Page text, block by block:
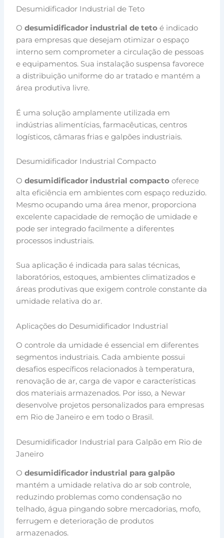
Desumidificador Industrial de Teto
Odesumidificador industrial de teto é indicado
para empresas que desejam otimizar o espaço
interno sem comprometer a circulação de pessoas
e equipamentos. Sua instalação suspensa favorece
a distribuição uniforme do ar tratado e mantém a
área produtiva livre.
É uma solução amplamente utilizada em
indústrias alimentícias, farmacêuticas, centros
logísticos, câmaras frias e galpões industriais.
Desumidificador Industrial Compacto
Odesumidificador industrial compacto oferece
alta eficiência em ambientes com espaço reduzido.
Mesmo ocupando uma área menor, proporciona
excelente capacidade de remoção de umidade e
pode ser integrado facilmente a diferentes
processos industriais.
Sua aplicação é indicada para salas técnicas,
laboratórios, estoques, ambientes climatizados e
áreas produtivas que exigem controle constante da
umidade relativa do ar.
Aplicações do Desumidificador Industrial
O controle da umidade é essencial em diferentes
segmentos industriais. Cada ambiente possui
desafios específicos relacionados à temperatura,
renovação de ar, carga de vapor e características
dos materiais armazenados. Por isso, a Newar
desenvolve projetos personalizados para empresas
em Rio de Janeiro e em todo o Brasil.
Desumidificador Industrial para Galpão em Rio de
Janeiro
Odesumidificador industrial para galpão
mantém a umidade relativa do ar sob controle,
reduzindo problemas como condensação no
telhado, água pingando sobre mercadorias, mofo,
ferrugem e deterioração de produtos
armazenados.